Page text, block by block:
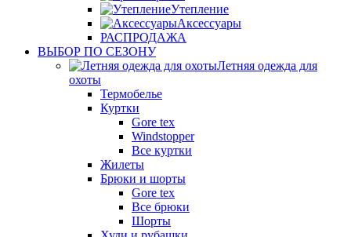
Утепление
Аксессуары
РАСПРОДАЖА
ВЫБОР ПО СЕЗОНУ
Летняя одежда для
охоты
Термобелье
Куртки
Gore tex
Windstopper
Все куртки
Жилеты
Брюки и шорты
Gore tex
Все брюки
Шорты